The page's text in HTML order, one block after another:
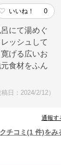
いいね！ 0
にて湯めぐ
ッシュして
げる広いお
食材をふん
日：2024/2/12）
通報す
チコミ(1 件)をみ